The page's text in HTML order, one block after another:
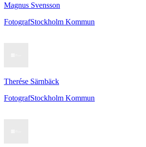
Magnus Svensson
FotografStockholm Kommun
Therése Särnbäck
FotografStockholm Kommun